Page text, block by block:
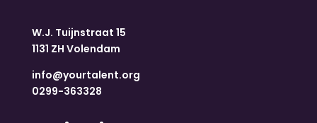
W.J. Tuijnstraat 15
1131 ZH Volendam
info@yourtalent.org
0299-363328